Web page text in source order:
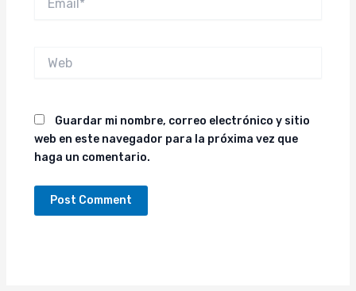
Guardar mi nombre, correo electrónico y sitio
web en este navegador para la próxima vez que
haga un comentario.